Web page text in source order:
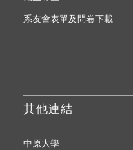
系友會表單及問卷下載
其他連結
中原大學